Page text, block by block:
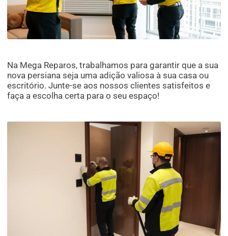
Na Mega Reparos, trabalhamos para garantir que a sua
nova persiana seja uma adição valiosa à sua casa ou
escritório. Junte-se aos nossos clientes satisfeitos e
faça a escolha certa para o seu espaço!